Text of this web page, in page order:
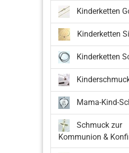
Kinderketten
Kinderketten
Kinderketten
Mama-Kind-
Schmuck zur
Kommunion &